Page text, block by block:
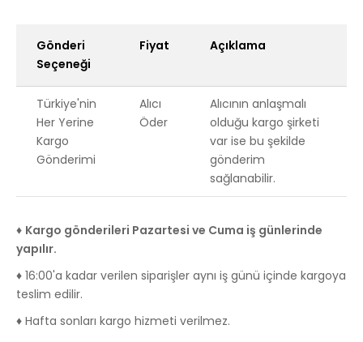
Gönderi
Seçeneği
Fiyat Açıklama
Türkiye'nin
Her Yerine
Kargo
Gönderimi
Alıcı
Öder
Alıcının anlaşmalı
olduğu kargo şirketi
var ise bu şekilde
gönderim
sağlanabilir.
♦ Kargo gönderileri Pazartesi ve Cuma iş günlerinde
yapılır.
♦ 16:00'a kadar verilen siparişler aynı iş günü içinde kargoya
teslim edilir.
♦ Hafta sonları kargo hizmeti verilmez.